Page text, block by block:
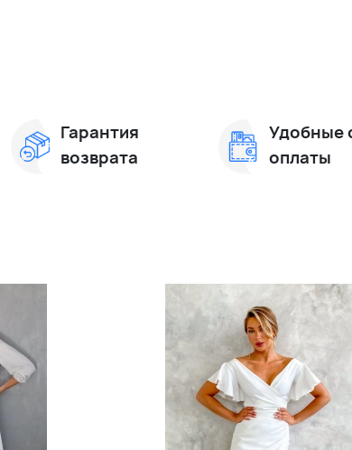
Гарантия
возврата
Удобные
оплаты